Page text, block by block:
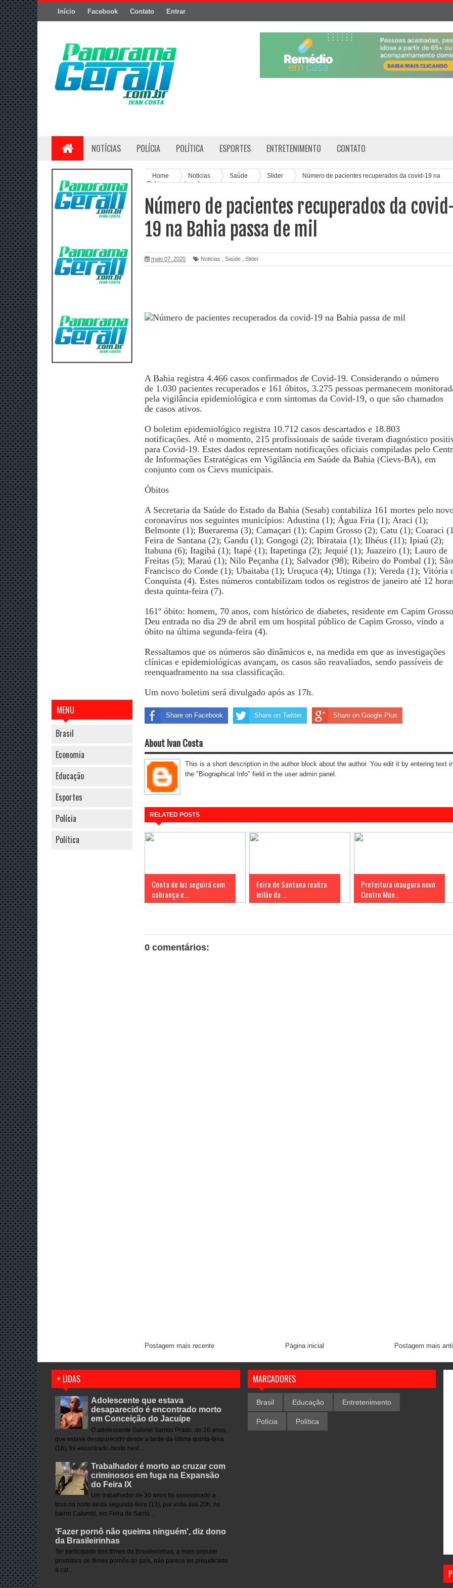
Início Facebook Contato Entrar
NOTÍCIAS POLÍCIA POLÍTICA ESPORTES ENTRETENIMENTO CONTATO
MENU
Brasil
Economia
Educação
Esportes
Polícia
Política
Home Noticias Saúde Slider
Número de pacientes recuperados da covid-19 na
Bahia passa de mil
Número de pacientes recuperados da
19 na Bahia passa de mil
maio 07, 2020 Noticias Saúde Slider
A Bahia registra 4.466 casos confirmados de Covid-19. Considerando o número
de 1.030 pacientes recuperados e 161 óbitos, 3.275 pessoas permanecem
pela vigilância epidemiológica e com sintomas da Covid-19, o que são chamados
de casos ativos.
O boletim epidemiológico registra 10.712 casos descartados e 18.803
notificações. Até o momento, 215 profissionais de saúde tiveram diagnóstico
para Covid-19. Estes dados representam notificações oficiais compiladas pelo
de Informações Estratégicas em Vigilância em Saúde da Bahia (Cievs-BA), em
conjunto com os Cievs municipais.​
Óbitos​
A Secretaria da Saúde do Estado da Bahia (Sesab) contabiliza 161 mortes pelo
coronavírus nos seguintes municípios: Adustina (1); Água Fria (1); Araci (1);
Belmonte (1); Buerarema (3); Camaçari (1); Capim Grosso (2); Catu (1); Coaraci
Feira de Santana (2); Gandu (1); Gongogi (2); Ibirataia (1); Ilhéus (11); Ipiaú (2);
Itabuna (6); Itagibá (1); Itapé (1); Itapetinga (2); Jequié (1); Juazeiro (1); Lauro de
Freitas (5); Maraú (1); Nilo Peçanha (1); Salvador (98); Ribeiro do Pombal (1); São
Francisco do Conde (1); Ubaitaba (1); Uruçuca (4); Utinga (1); Vereda (1); Vitória
Conquista (4). Estes números contabilizam todos os registros de janeiro até 12
desta quinta-feira (7).​
161º óbito: homem, 70 anos, com histórico de diabetes, residente em Capim
Deu entrada no dia 29 de abril em um hospital público de Capim Grosso, vindo a
óbito na última segunda-feira (4).​
Ressaltamos que os números são dinâmicos e, na medida em que as investigações
clínicas e epidemiológicas avançam, os casos são reavaliados, sendo passíveis de
reenquadramento na sua classificação.
Um novo boletim será divulgado após as 17h.
Share on Facebook Share on Twitter Share on Google Plus
About Ivan Costa
This is a short description in the author block about the author. You edit it by entering text
the "Biographical Info" field in the user admin panel.
RELATED POSTS
Conta de luz seguirá com
cobrança e...
Feira de Santana realiza
leilão da ...
Prefeitura inaugura novo
Centro Mun...
0 comentários:
Postagem mais recente Postagem mais
Página inicial
+ LIDAS
Adolescente que estava
desaparecido é encontrado morto
em Conceição do Jacuípe
O adolescente Gabriel Santos Prado, de 16 anos,
que estava desaparecido desde a tarde da última quinta-feira
(16), foi encontrado morto nest...
Trabalhador é morto ao cruzar com
criminosos em fuga na Expansão
do Feira IX
Um trabalhador de 30 anos foi assassinado a
tiros na noite desta segunda-feira (13), por volta das 20h, no
bairro Calumbi, em Feira de Santa...
'Fazer pornô não queima ninguém', diz dono
da Brasileirinhas
Ter participado dos filmes da Brasileirinhas, a mais popular
produtora de filmes pornôs do país, não parece ter prejudicado
a car...
MARCADORES
Brasil Educação Entretenimento
Polícia Política